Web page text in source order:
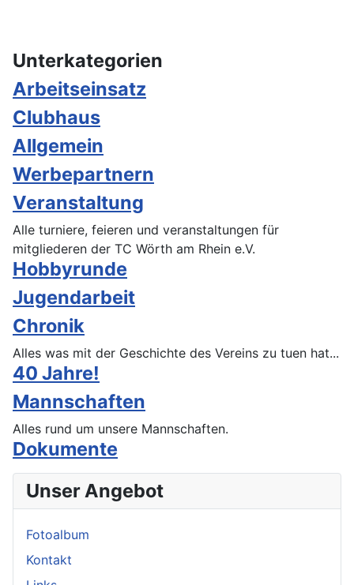
Unterkategorien
Arbeitseinsatz
Clubhaus
Allgemein
Werbepartnern
Veranstaltung
Alle turniere, feieren und veranstaltungen für
mitgliederen der TC Wörth am Rhein e.V.
Hobbyrunde
Jugendarbeit
Chronik
Alles was mit der Geschichte des Vereins zu tuen hat...
40 Jahre!
Mannschaften
Alles rund um unsere Mannschaften.
Dokumente
Unser Angebot
Fotoalbum
Kontakt